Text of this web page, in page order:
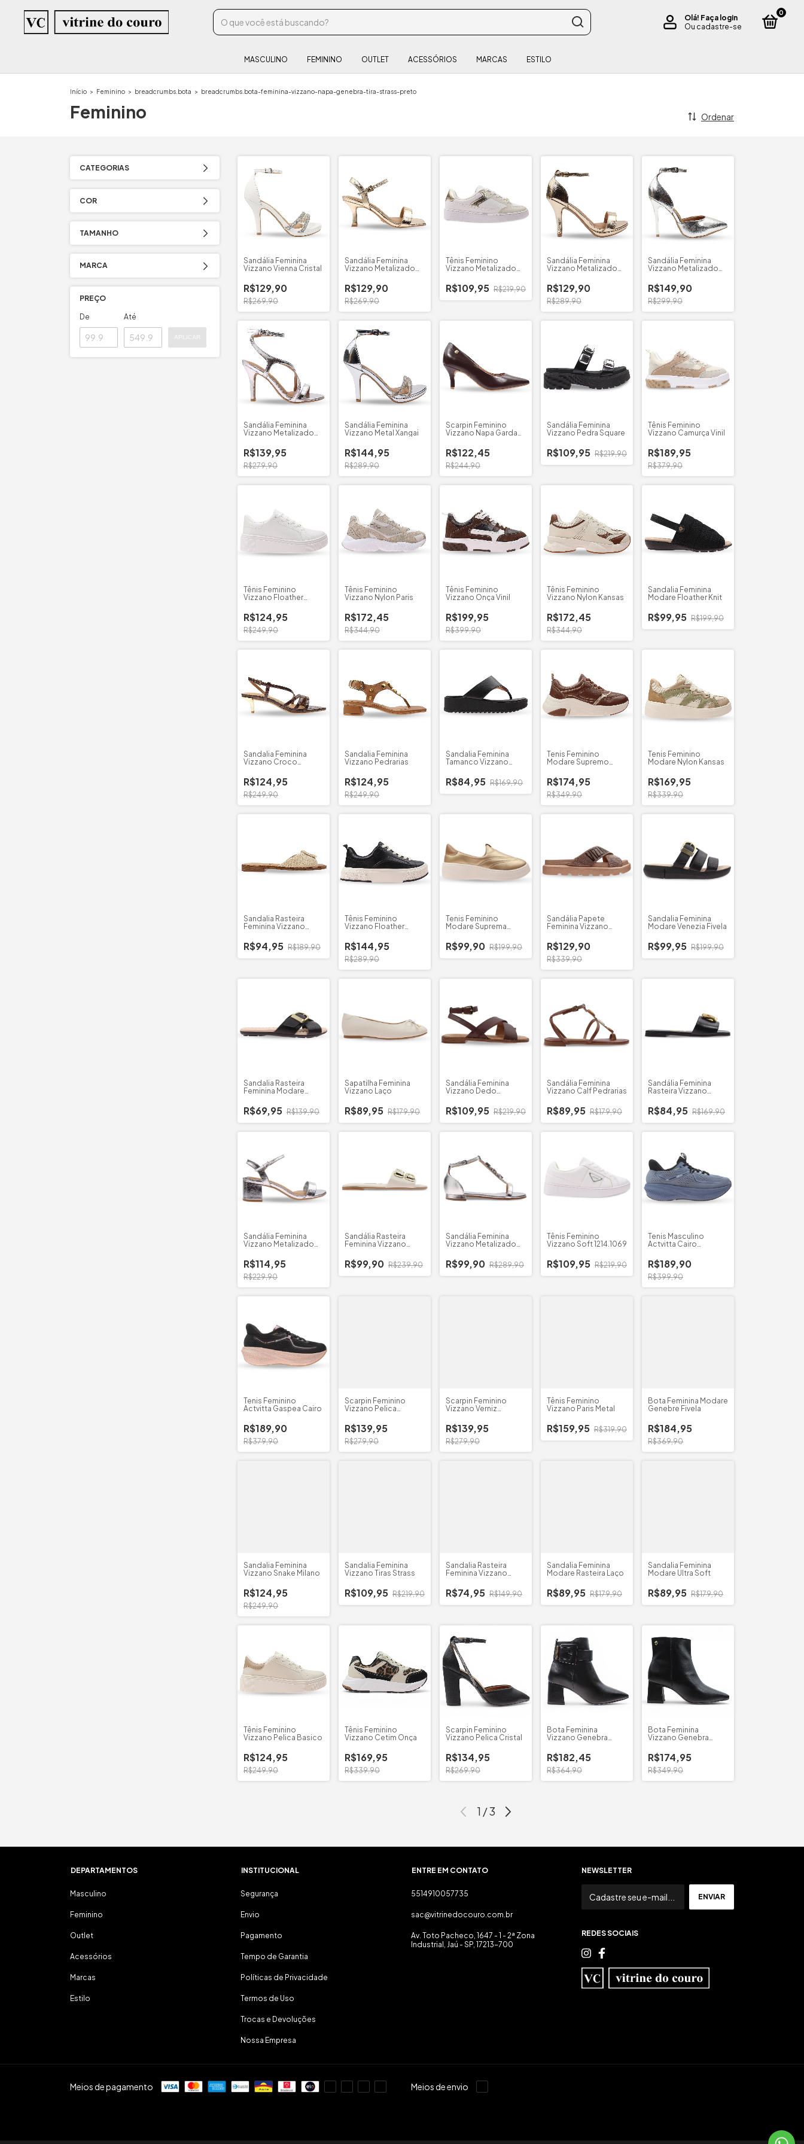
Olá! Faça login
Ou cadastre-se
0
MASCULINO FEMININO OUTLET ACESSÓRIOS MARCAS ESTILO
Início > Feminino > breadcrumbs.bota > breadcrumbs.bota-feminina-vizzano-napa-genebra-tira-strass-preto
Feminino Ordenar
CATEGORIAS
COR
TAMANHO
MARCA
PREÇO
De Até
Sandália Feminina
Vizzano Vienna Cristal
R$129,90
R$269,90
Sandália Feminina
Vizzano Metalizado
R$129,90
R$269,90
Tênis Feminino
Vizzano Metalizado
R$109,95 R$219,90
Sandália Feminina
Vizzano Metalizado
R$129,90
R$289,90
Sandália Feminina
Vizzano Metalizado
R$149,90
R$299,90
Sandália Feminina
Vizzano Metalizado
R$139,95
R$279,90
Sandália Feminina
Vizzano Metal Xangai
R$144,95
R$289,90
Scarpin Feminino
Vizzano Napa Garda
R$122,45
R$244,90
Sandália Feminina
Vizzano Pedra Square
R$109,95 R$219,90
Tênis Feminino
Vizzano Camurça Vinil
R$189,95
R$379,90
Tênis Feminino
Vizzano Floather
R$124,95
R$249,90
Tênis Feminino
Vizzano Nylon Paris
R$172,45
R$344,90
Tênis Feminino
Vizzano Onça Vinil
R$199,95
R$399,90
Tênis Feminino
Vizzano Nylon Kansas
R$172,45
R$344,90
Sandalia Feminina
Modare Floather Knit
R$99,95 R$199,90
Sandalia Feminina
Vizzano Croco
R$124,95
R$249,90
Sandalia Feminina
Vizzano Pedrarias
R$124,95
R$249,90
Sandalia Feminina
Tamanco Vizzano
R$84,95 R$169,90
Tenis Feminino
Modare Supremo
R$174,95
R$349,90
Tenis Feminino
Modare Nylon Kansas
R$169,95
R$339,90
Sandalia Rasteira
Feminina Vizzano
R$94,95 R$189,90
Tênis Feminino
Vizzano Floather
R$144,95
R$289,90
Tenis Feminino
Modare Suprema
R$99,90 R$199,90
Sandália Papete
Feminina Vizzano
R$129,90
R$339,90
Sandalia Feminina
Modare Venezia Fivela
R$99,95 R$199,90
Sandalia Rasteira
Feminina Modare
R$69,95 R$139,90
Sapatilha Feminina
Vizzano Laço
R$89,95 R$179,90
Sandália Feminina
Vizzano Dedo
R$109,95 R$219,90
Sandália Feminina
Vizzano Calf Pedrarias
R$89,95 R$179,90
Sandália Feminina
Rasteira Vizzano
R$84,95 R$169,90
Sandália Feminina
Vizzano Metalizado
R$114,95
R$229,90
Sandália Rasteira
Feminina Vizzano
R$99,90 R$239,90
Sandália Feminina
Vizzano Metalizado
R$99,90 R$289,90
Tênis Feminino
Vizzano Soft 1214.1069
R$109,95 R$219,90
Tenis Masculino
Actvitta Cairo
R$189,90
R$399,90
Tenis Feminino
Actvitta Gaspea Cairo
R$189,90
R$379,90
Scarpin Feminino
Vizzano Pelica
R$139,95
R$279,90
Scarpin Feminino
Vizzano Verniz
R$139,95
R$279,90
Tênis Feminino
Vizzano Paris Metal
R$159,95 R$319,90
Bota Feminina Modare
Genebre Fivela
R$184,95
R$369,90
Sandalia Feminina
Vizzano Snake Milano
R$124,95
R$249,90
Sandalia Feminina
Vizzano Tiras Strass
R$109,95 R$219,90
Sandalia Rasteira
Feminina Vizzano
R$74,95 R$149,90
Sandalia Feminina
Modare Rasteira Laço
R$89,95 R$179,90
Sandalia Feminina
Modare Ultra Soft
R$89,95 R$179,90
Tênis Feminino
Vizzano Pelica Basico
R$124,95
R$249,90
Tênis Feminino
Vizzano Cetim Onça
R$169,95
R$339,90
Scarpin Feminino
Vizzano Pelica Cristal
R$134,95
R$269,90
Bota Feminina
Vizzano Genebra
R$182,45
R$364,90
Bota Feminina
Vizzano Genebra
R$174,95
R$349,90
1 /3
DEPARTAMENTOS
Masculino
Feminino
Outlet
Acessórios
Marcas
Estilo
INSTITUCIONAL
Segurança
Envio
Pagamento
Tempo de Garantia
Políticas de Privacidade
Termos de Uso
Trocas e Devoluções
Nossa Empresa
ENTRE EM CONTATO
5514910057735
sac@vitrinedocouro.com.br
Av. Toto Pacheco, 1647 - 1 - 2ª Zona
Industrial, Jaú - SP, 17213-700
NEWSLETTER
REDES SOCIAIS
Meios de pagamento Meios de envio